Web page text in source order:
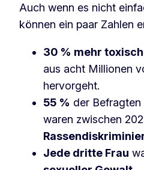
Auch wenn es nicht
können ein paar Zahlen
30 % mehr
aus acht Millionen
hervorgeht.
55 % der
waren zwischen
Jede dritte Frau